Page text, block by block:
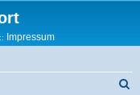
Impressum